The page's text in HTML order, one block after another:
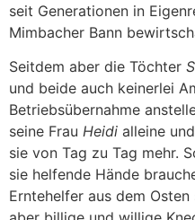
seit Generationen in
Mimbacher Bann
Seitdem aber die Töchter
und beide auch keinerlei
Betriebsübernahme
seine Frau Heidi alleine
sie von Tag zu Tag mehr.
sie helfende Hände
Erntehelfer aus dem